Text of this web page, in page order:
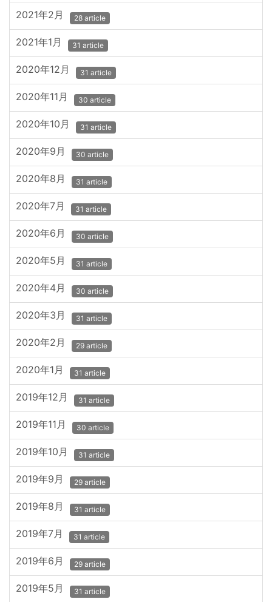
2021年2月 28 article
2021年1月 31 article
2020年12月 31 article
2020年11月 30 article
2020年10月 31 article
2020年9月 30 article
2020年8月 31 article
2020年7月 31 article
2020年6月 30 article
2020年5月 31 article
2020年4月 30 article
2020年3月 31 article
2020年2月 29 article
2020年1月 31 article
2019年12月 31 article
2019年11月 30 article
2019年10月 31 article
2019年9月 29 article
2019年8月 31 article
2019年7月 31 article
2019年6月 29 article
2019年5月 31 article